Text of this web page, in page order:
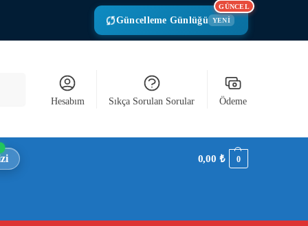
Güncelleme Günlüğü YENİ
GÜNCEL
Hesabım Sıkça Sorulan Sorular Ödeme
0,00₺ 0